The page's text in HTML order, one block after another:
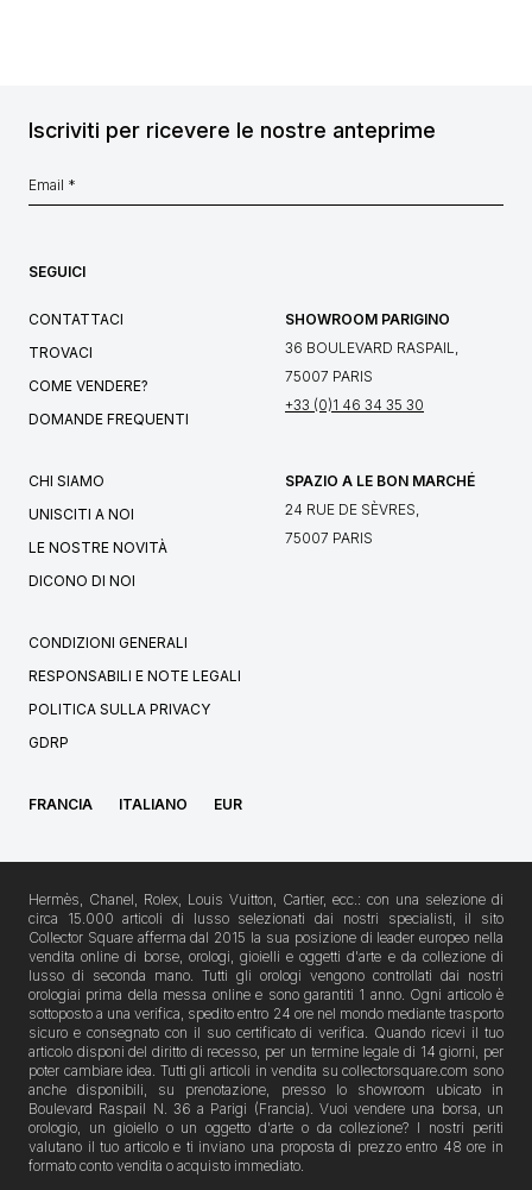
Iscriviti per ricevere le nostre anteprime
SEGUICI
CONTATTACI
TROVACI
COME VENDERE?
DOMANDE FREQUENTI
SHOWROOM PARIGINO
36 BOULEVARD RASPAIL,
75007 PARIS
+33 (0)1 46 34 35 30
CHI SIAMO
UNISCITI A NOI
LE NOSTRE NOVITÀ
DICONO DI NOI
SPAZIO A LE BON MARCHÉ
24 RUE DE SÈVRES,
75007 PARIS
CONDIZIONI GENERALI
RESPONSABILI E NOTE LEGALI
POLITICA SULLA PRIVACY
GDRP
FRANCIA ITALIANO EUR
Hermès, Chanel, Rolex, Louis Vuitton, Cartier, ecc.: con una selezione di
circa 15.000 articoli di lusso selezionati dai nostri specialisti, il sito
Collector Square afferma dal 2015 la sua posizione di leader europeo nella
vendita online di borse, orologi, gioielli e oggetti d'arte e da collezione di
lusso di seconda mano. Tutti gli orologi vengono controllati dai nostri
orologiai prima della messa online e sono garantiti 1 anno. Ogni articolo è
sottoposto a una verifica, spedito entro 24 ore nel mondo mediante trasporto
sicuro e consegnato con il suo certificato di verifica. Quando ricevi il tuo
articolo disponi del diritto di recesso, per un termine legale di 14 giorni, per
poter cambiare idea. Tutti gli articoli in vendita su collectorsquare.com sono
anche disponibili, su prenotazione, presso lo showroom ubicato in
Boulevard Raspail N. 36 a Parigi (Francia). Vuoi vendere una borsa, un
orologio, un gioiello o un oggetto d'arte o da collezione? I nostri periti
valutano il tuo articolo e ti inviano una proposta di prezzo entro 48 ore in
formato conto vendita o acquisto immediato.